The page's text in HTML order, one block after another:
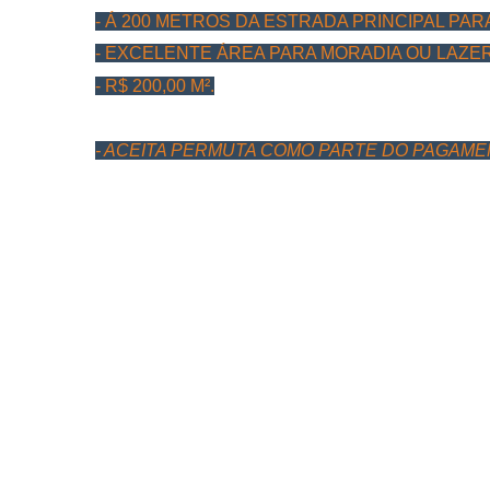
- Á 200 METROS DA ESTRADA PRINCIPAL
- EXCELENTE ÁREA PARA MORADIA OU
- R$ 200,00 M².
- ACEITA PERMUTA COMO PARTE DO